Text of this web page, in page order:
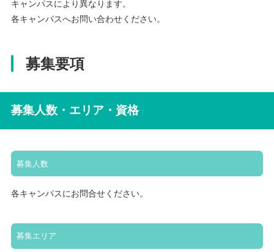
キャンパスにより異なります。
各キャンパスへお問い合わせください。
募集要項
募集人数・エリア・資格
募集人数
各キャンパスにお問合せください。
募集エリア